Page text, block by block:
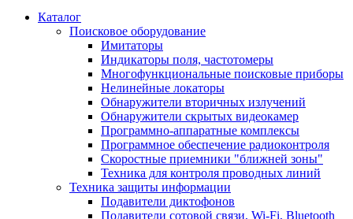
Каталог
Поисковое оборудование
Имитаторы
Индикаторы поля, частотомеры
Многофункциональные поисковые приборы
Нелинейные локаторы
Обнаружители вторичных излучений
Обнаружители скрытых видеокамер
Программно-аппаратные комплексы
Программное обеспечение радиоконтроля
Скоростные приемники "ближней зоны"
Техника для контроля проводных линий
Техника защиты информации
Подавители диктофонов
Подавители сотовой связи, Wi-Fi, Bluetooth